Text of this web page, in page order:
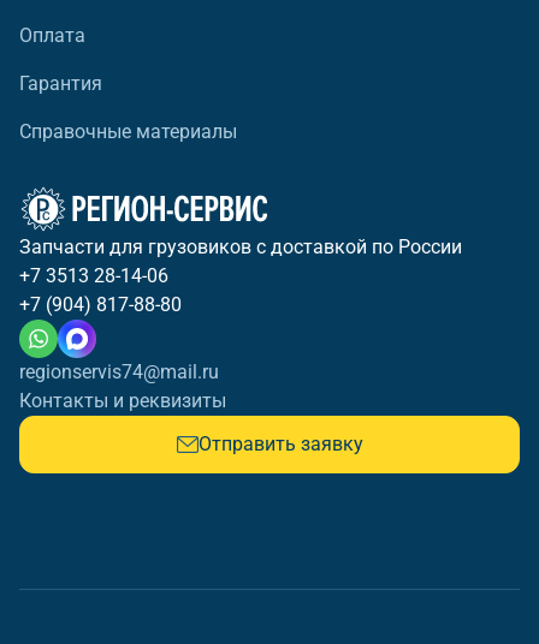
Оплата
Гарантия
Справочные материалы
Запчасти для грузовиков с доставкой по России
+7 3513 28-14-06
+7 (904) 817-88-80
regionservis74@mail.ru
Контакты и реквизиты
Отправить заявку